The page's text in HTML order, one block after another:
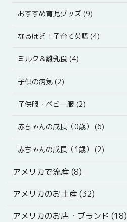
おすすめ育児グッズ (9)
なるほど！子育て英語 (4)
ミルク＆離乳食 (4)
子供の病気 (2)
子供服・ベビー服 (2)
赤ちゃんの成長（0歳） (6)
赤ちゃんの成長（1歳） (2)
アメリカで流産 (8)
アメリカのお土産 (32)
アメリカのお店・ブランド (18)